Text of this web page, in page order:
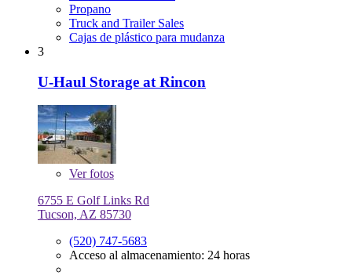
Propano
Truck and Trailer Sales
Cajas de plástico para mudanza
3
U-Haul Storage at Rincon
Verfotos
6755 E Golf Links Rd
Tucson, AZ 85730
(520) 747-5683
Acceso al almacenamiento: 24 horas